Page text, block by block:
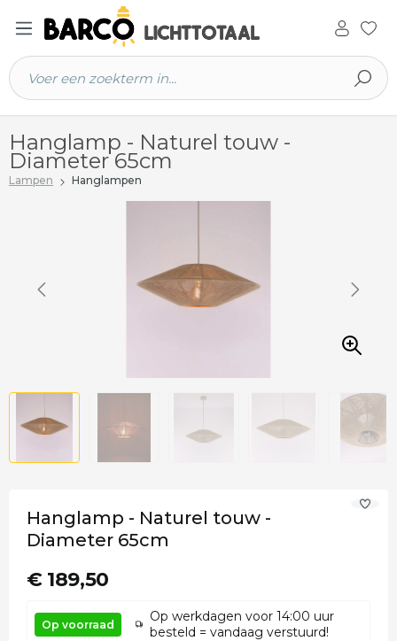
hoofdinhoud
Hanglamp - Naturel touw -
Diameter 65cm
Lampen Hanglampen
Hanglamp - Naturel touw -
Diameter 65cm
€ 189,50
Op voorraad
Op werkdagen voor 14:00 uur
besteld = vandaag verstuurd!